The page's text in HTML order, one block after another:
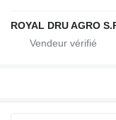
ROYAL DRU AGRO